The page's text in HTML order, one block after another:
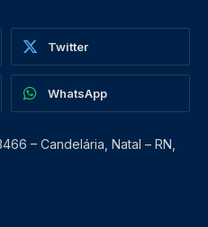
Twitter
WhatsApp
– Candelária, Natal – RN,